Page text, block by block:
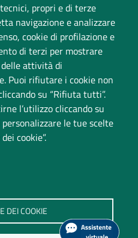
propri e di terze
navigazione e analizzare
cookie di profilazione e
di terzi per mostrare
attività di
Puoi rifiutare i cookie non
su “Rifiuta tutti”.
l’utilizzo cliccando su
le tue scelte
cookie”.
DEI COOKIE
Varese
(vedi le altre caselle )